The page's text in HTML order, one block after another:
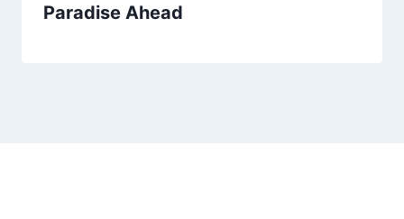
Paradise Ahead